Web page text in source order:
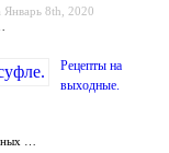
Январь 8th, 2020
Рецепты на
выходные.
…